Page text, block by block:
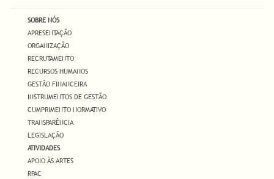
SOBRE NÓS
APRESENTAÇÃO
ORGANIZAÇÃO
RECRUTAMENTO
RECURSOS HUMANOS
GESTÃO FINANCEIRA
INSTRUMENTOS DE GESTÃO
CUMPRIMENTO NORMATIVO
TRANSPARÊNCIA
LEGISLAÇÃO
ATIVIDADES
APOIO ÀS ARTES
RPAC